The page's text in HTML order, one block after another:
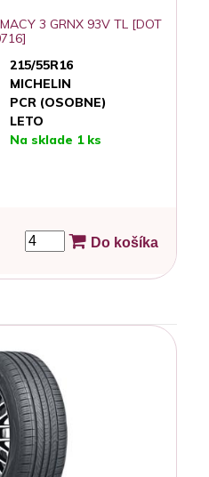
3 GRNX 93V TL [DOT
215/55R16
MICHELIN
PCR (OSOBNE)
LETO
Na sklade 1 ks
Do košíka